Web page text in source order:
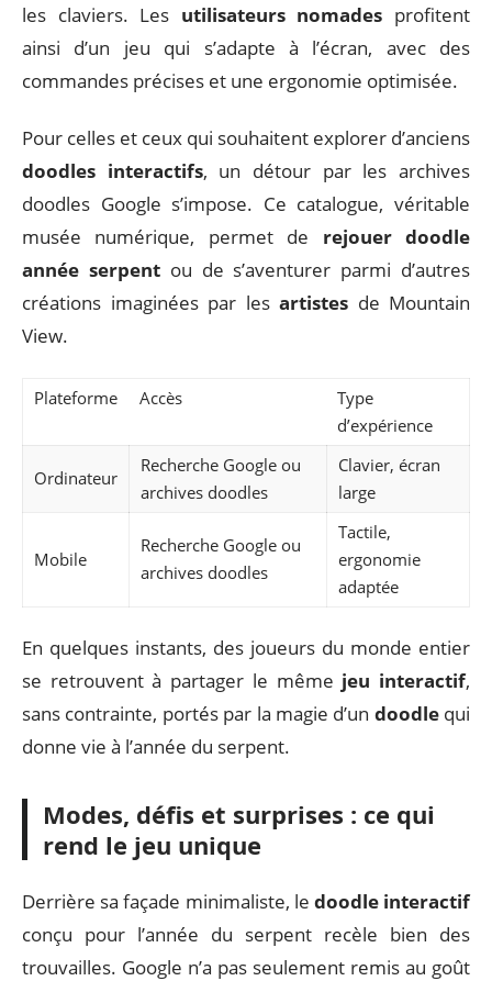
les claviers. Les utilisateurs nomades profitent
ainsi d’un jeu qui s’adapte à l’écran, avec des
commandes précises et une ergonomie optimisée.
Pour celles et ceux qui souhaitent explorer d’anciens
doodles interactifs, un détour par les archives
doodles Google s’impose. Ce catalogue, véritable
musée numérique, permet de rejouer doodle
année serpentou de s’aventurer parmi d’autres
créations imaginées par les artistes de Mountain
View.
Plateforme Accès
Type
d’expérience
Ordinateur
Recherche Google ou
archives doodles
Clavier, écran
large
Mobile
Recherche Google ou
archives doodles
Tactile,
ergonomie
adaptée
En quelques instants, des joueurs du monde entier
se retrouvent à partager le même jeu interactif,
sans contrainte, portés par la magie d’un doodlequi
donne vie à l’année du serpent.
Modes, défis et surprises : ce qui
rend le jeu unique
Derrière sa façade minimaliste, le doodle interactif
conçu pour l’année du serpent recèle bien des
trouvailles. Google n’a pas seulement remis au goût